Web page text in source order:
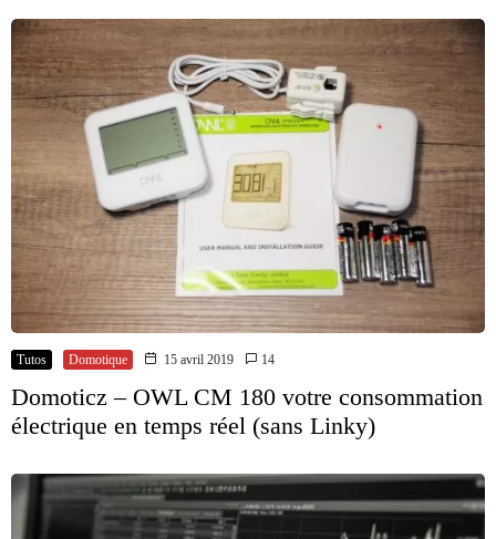
Tutos Domotique 15 avril 2019 14
Domoticz – OWL CM 180 votre consommation
électrique en temps réel (sans Linky)